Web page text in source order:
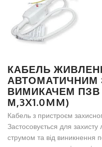
КАБЕЛЬ
АВТОМАТИЧНИМ
ВИМИКАЧЕМ ПЗВ
М,3X1.0MM)
Кабель з пристроєм
Застосовується для
струмом та від виникнення